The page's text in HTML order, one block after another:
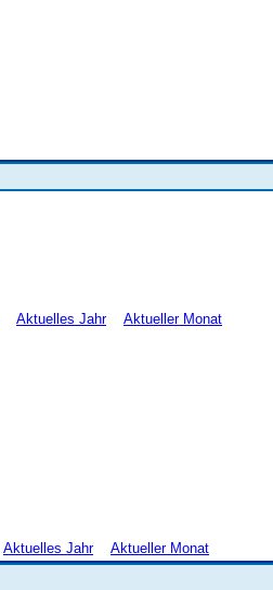
Aktuelles Jahr Aktueller Monat
Aktuelles Jahr
Aktueller Monat